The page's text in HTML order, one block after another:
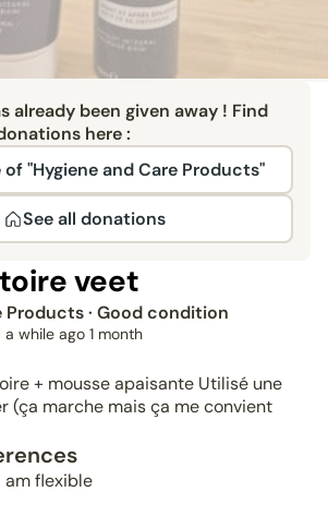
already been given away ! Find
here :
of "Hygiene and Care Products"
See all donations
veet
Products· Good condition
while ago 1 month
+ mousse apaisante Utilisé une
(ça marche mais ça me convient
am flexible